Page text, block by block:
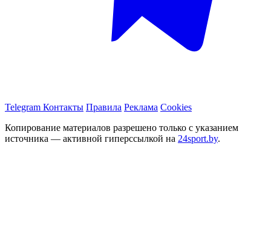
Telegram Контакты Правила Реклама Cookies
Копирование материалов разрешено только с указанием
источника — активной гиперссылкой на 24sport.by.